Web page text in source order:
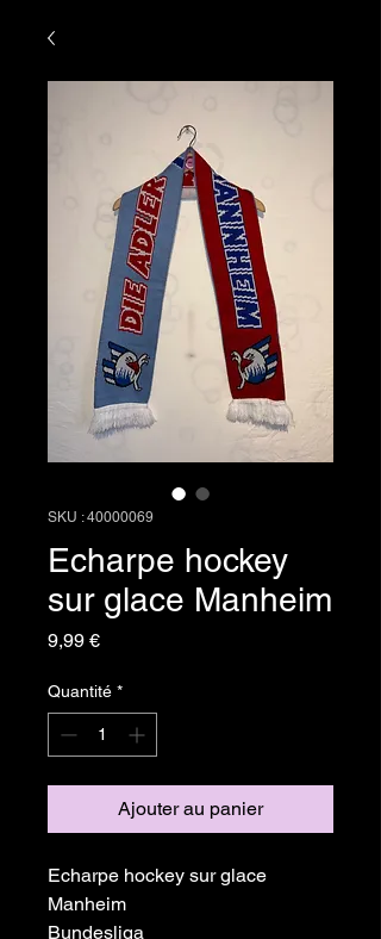
SKU : 40000069
Echarpe hockey
sur glace Manheim
9,99 €Prix
Quantité *
Ajouter au panier
Echarpe hockey sur glace
Manheim
Bundesliga